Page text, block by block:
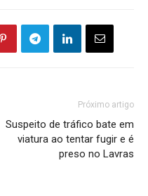
Próximo artigo
Suspeito de tráfico bate em
viatura ao tentar fugir e é
preso no Lavras